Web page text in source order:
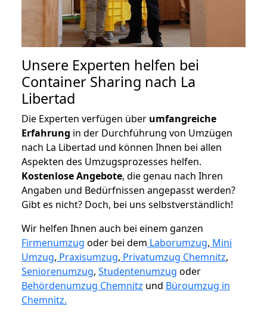
Unsere Experten helfen bei
Container Sharing nach La
Libertad
Die Experten verfügen über umfangreiche
Erfahrung in der Durchführung von Umzügen
nach La Libertad und können Ihnen bei allen
Aspekten des Umzugsprozesses helfen.
Kostenlose Angebote, die genau nach Ihren
Angaben und Bedürfnissen angepasst werden?
Gibt es nicht? Doch, bei uns selbstverständlich!
Wir helfen Ihnen auch bei einem ganzen
Firmenumzug oder bei dem Laborumzug, Mini
Umzug, Praxisumzug, Privatumzug Chemnitz,
Seniorenumzug, Studentenumzug oder
Behördenumzug Chemnitz und Büroumzug in
Chemnitz.